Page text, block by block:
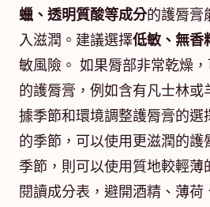
蠟、透明質酸等成分的護脣膏
入滋潤。建議選擇低敏、無香
敏風險。 如果脣部非常乾燥
的護脣膏，例如含有凡士林或
據季節和環境調整護脣膏的選
的季節，可以使用更滋潤的護
季節，則可以使用質地較輕薄
閱讀成分表，避開酒精、薄